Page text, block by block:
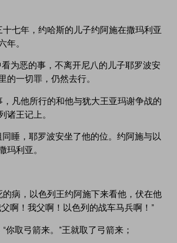
七年，约哈斯的儿子约阿施在撒玛利亚
年。
为恶的事，不离开尼八的儿子耶罗波安
的一切罪，仍然去行。
凡他所行的和他与犹大王亚玛谢争战的
诸王记上。
睡，耶罗波安坐了他的位。约阿施与以
玛利亚。
的病，以色列王约阿施下来看他，伏在他
啊！我父啊！以色列的战车马兵啊！”
你取弓箭来。”王就取了弓箭来；